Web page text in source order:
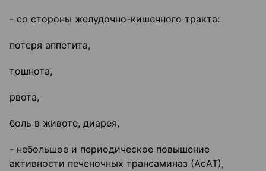
- со стороны желудочно-кишечного тракта:
потеря аппетита,
тошнота,
рвота,
боль в животе, диарея,
- небольшое и периодическое повышение
активности печеночных трансаминаз (АсАТ),